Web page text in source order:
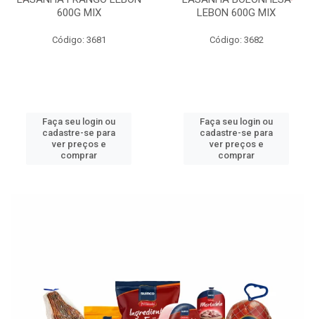
600G MIX
Código: 3681
Faça seu login ou
cadastre-se para
ver preços e
comprar
LEBON 600G MIX
Código: 3682
Faça seu login ou
cadastre-se para
ver preços e
comprar